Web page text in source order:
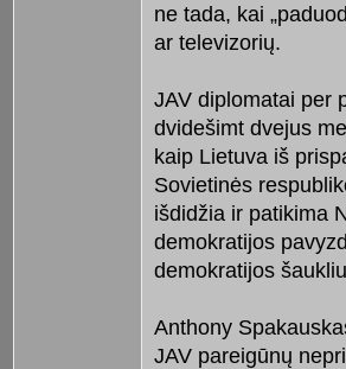
ne tada, kai
ar televizorių.
JAV diplomatai per
dvidešimt dvejus
kaip Lietuva iš
Sovietinės
išdidžia ir patikima
demokratijos
demokratijos
Anthony
JAV pareigūnų